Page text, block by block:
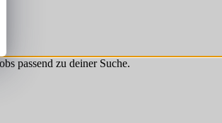
passend zu deiner Suche.